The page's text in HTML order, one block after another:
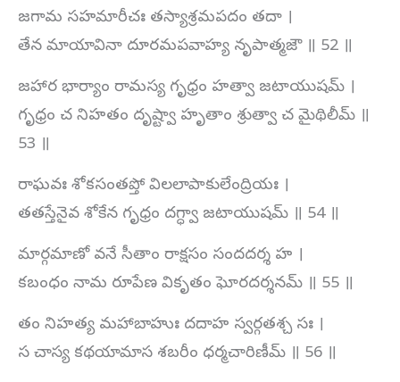
జగామ సహమారీచః తస్యాశ్రమపదం తదా ।
తేన మాయావినా దూరమపవాహ్య నృపాత్మజౌ ॥ 52 ॥
జహార భార్యాం రామస్య గృధ్రం హత్వా జటాయుషమ్ ।
గృధ్రం చ నిహతం దృష్ట్వా హృతాం శ్రుత్వా చ మైథిలీమ్ ॥
53 ॥
రాఘవః శోకసంతప్తో విలలాపాకులేంద్రియః ।
తతస్తేనైవ శోకేన గృధ్రం దగ్ధ్వా జటాయుషమ్ ॥ 54 ॥
మార్గమాణో వనే సీతాం రాక్షసం సందదర్శ హ ।
కబంధం నామ రూపేణ వికృతం ఘోరదర్శనమ్ ॥ 55 ॥
తం నిహత్య మహాబాహుః దదాహ స్వర్గతశ్చ సః ।
స చాస్య కథయామాస శబరీం ధర్మచారిణీమ్ ॥ 56 ॥